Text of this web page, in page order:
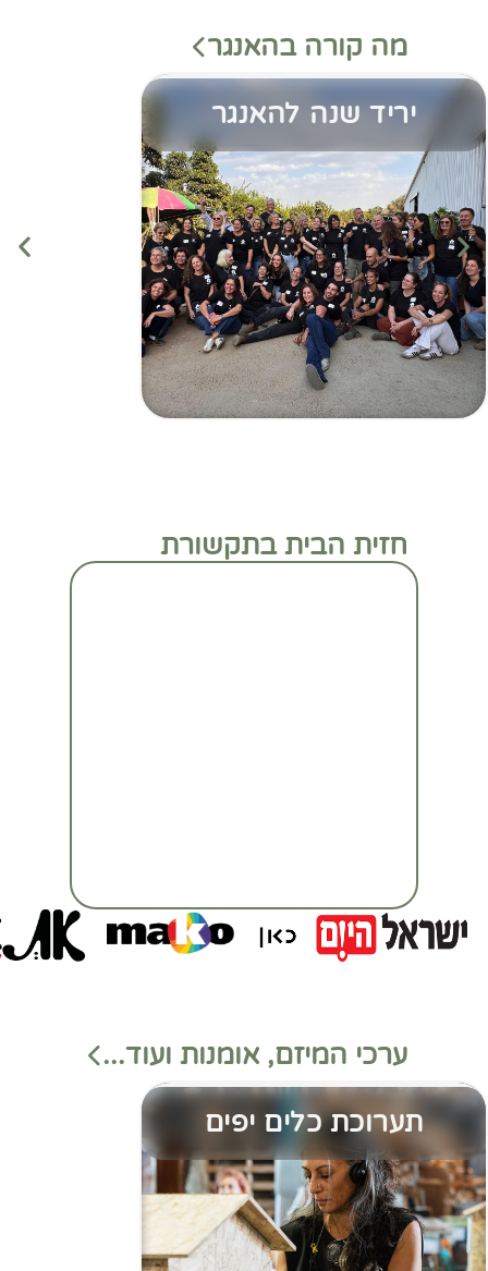
מה קורה בהאנגר
יריד שנה להאנגר
חזית הבית בתקשורת
מעבר לכתבה המלאה
מעבר לכתבה המלאה
ערכי המיזם, אומנות ועוד...
תערוכת כלים יפים